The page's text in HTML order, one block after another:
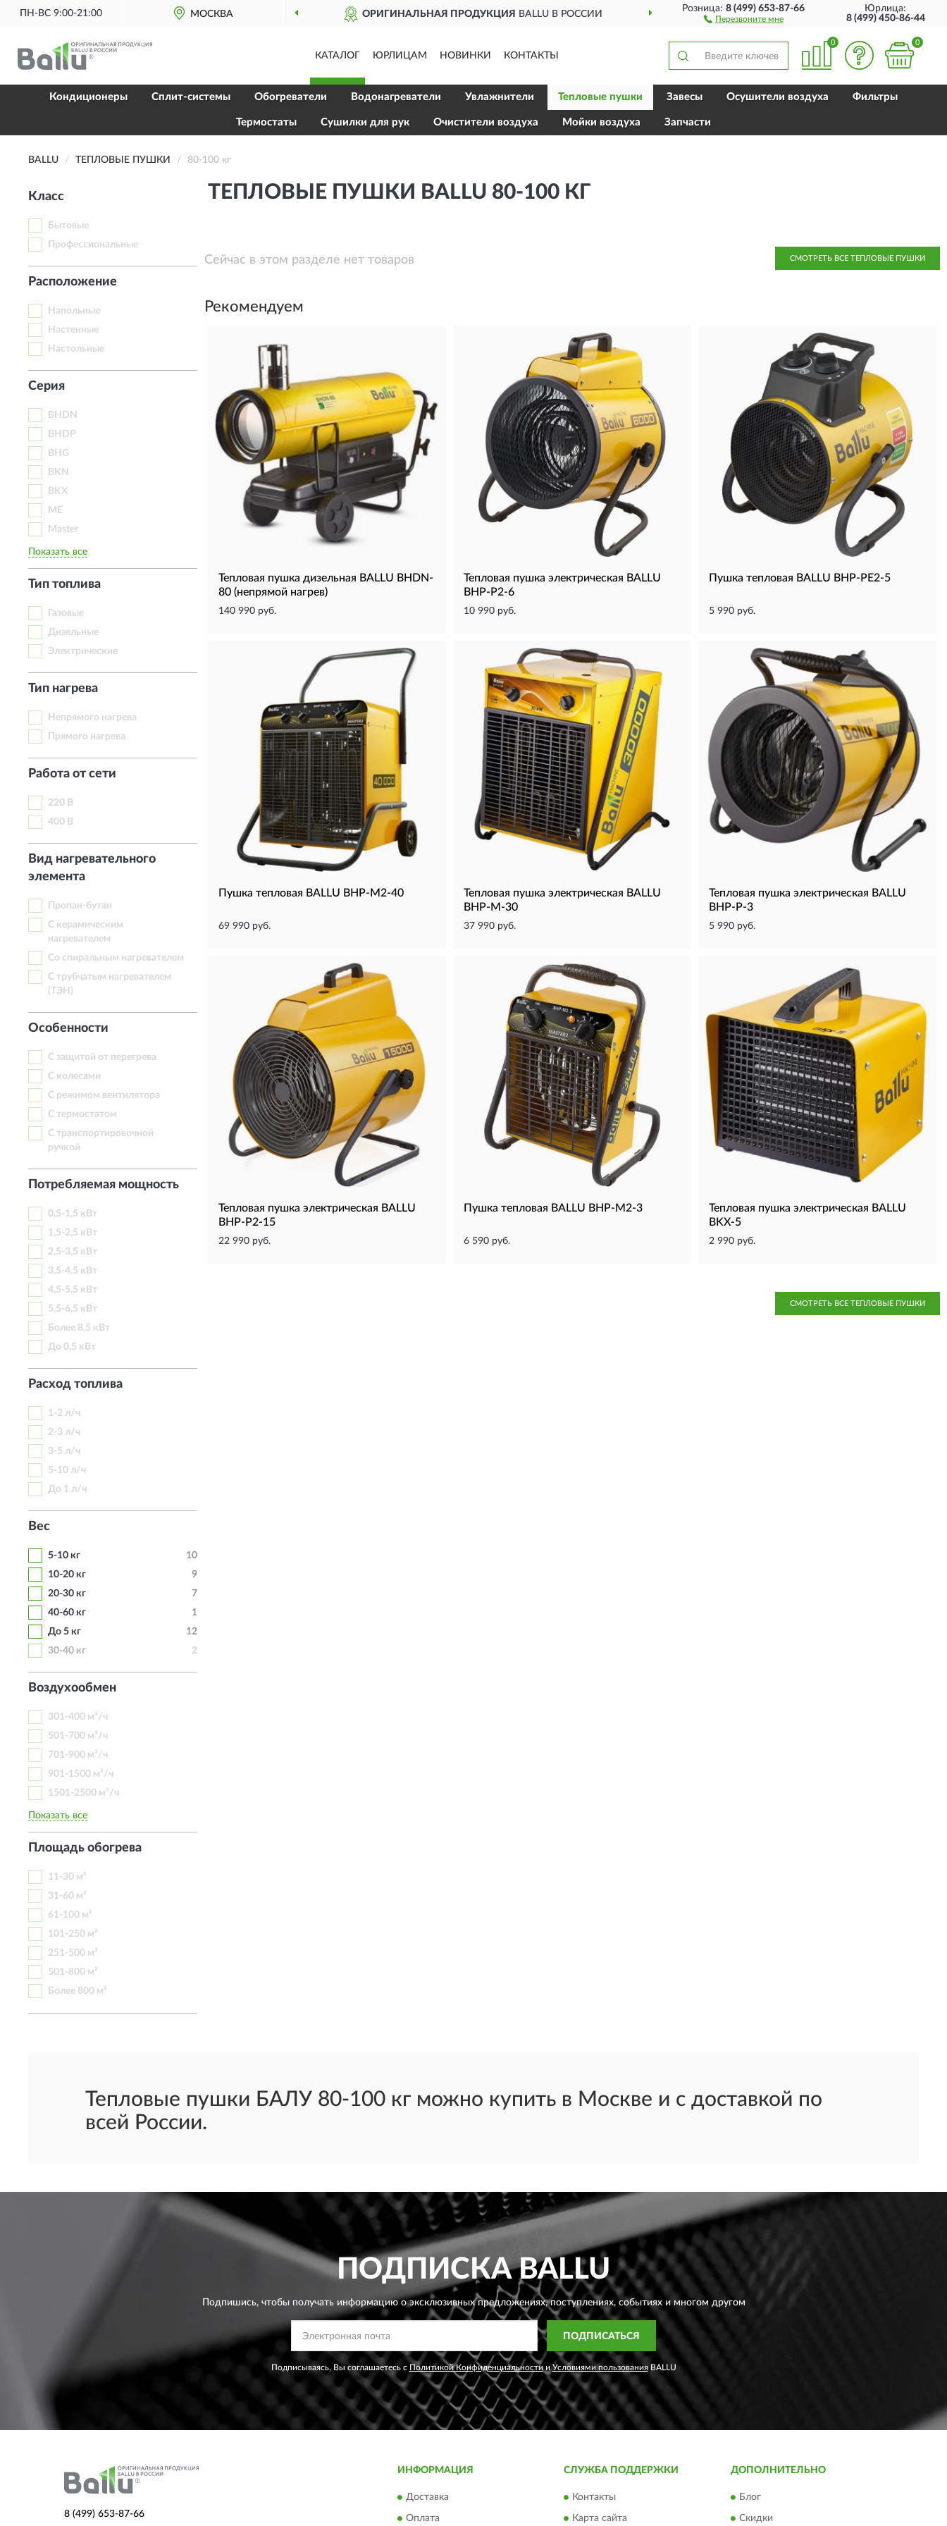
ПН-ВС 9:00-21:00 МОСКВА ОРИГИНАЛЬНАЯ ПРОДУКЦИЯBALLU В РОССИИ ДОСТАВИМПО ВСЕЙ РОССИИ
Розница:8 (499) 653-87-66
Перезвоните мне
Юрлица:
8 (499) 450-86-44
КАТАЛОГ ЮРЛИЦАМ НОВИНКИ КОНТАКТЫ
0 0
Кондиционеры Сплит-системы Обогреватели Водонагреватели Увлажнители Тепловые пушки Завесы Осушители воздуха Фильтры
Термостаты Сушилки для рук Очистители воздуха Мойки воздуха Запчасти
BALLU ТЕПЛОВЫЕ ПУШКИ 80-100 кг
Класс
Бытовые
Профессиональные
Расположение
Напольные
Настенные
Настольные
Серия
BHDN
BHDP
BHG
BKN
BKX
ME
Master
Показать все
Тип топлива
Газовые
Дизельные
Электрические
Тип нагрева
Непрямого нагрева
Прямого нагрева
Работа от сети
220 В
400 В
Вид нагревательного
элемента
Пропан-бутан
С керамическим
нагревателем
Со спиральным нагревателем
С трубчатым нагревателем
(ТЭН)
Особенности
С защитой от перегрева
С колесами
С режимом вентилятора
С термостатом
С транспортировочной
ручкой
Потребляемая мощность
0,5-1,5 кВт
1,5-2,5 кВт
2,5-3,5 кВт
3,5-4,5 кВт
4,5-5,5 кВт
5,5-6,5 кВт
Более 8,5 кВт
До 0,5 кВт
Расход топлива
1-2 л/ч
2-3 л/ч
3-5 л/ч
5-10 л/ч
До 1 л/ч
Вес
5-10 кг
10
10-20 кг
9
20-30 кг
7
40-60 кг
1
До 5 кг
12
30-40 кг
2
Воздухообмен
301-400 м³/ч
501-700 м³/ч
701-900 м³/ч
901-1500 м³/ч
1501-2500 м³/ч
Показать все
Площадь обогрева
11-30 м²
31-60 м²
61-100 м²
101-250 м²
251-500 м²
501-800 м²
Более 800 м²
ТЕПЛОВЫЕ ПУШКИ BALLU 80-100 КГ
Сейчас в этом разделе нет товаров СМОТРЕТЬ ВСЕ ТЕПЛОВЫЕ ПУШКИ
Рекомендуем
Тепловая пушка дизельная BALLU BHDN-
80 (непрямой нагрев)
140 990 руб.
Тепловая пушка электрическая BALLU
BHP-P2-6
10 990 руб.
Пушка тепловая BALLU BHP-PE2-5
5 990 руб.
Пушка тепловая BALLU BHP-M2-40
69 990 руб.
Тепловая пушка электрическая BALLU
BHP-M-30
37 990 руб.
Тепловая пушка электрическая BALLU
BHP-P-3
5 990 руб.
Тепловая пушка электрическая BALLU
BHP-P2-15
22 990 руб.
Пушка тепловая BALLU BHP-M2-3
6 590 руб.
Тепловая пушка электрическая BALLU
BKX-5
2 990 руб.
СМОТРЕТЬ ВСЕ ТЕПЛОВЫЕ ПУШКИ
Тепловые пушки БАЛУ 80-100 кг можно купить в Москве и с доставкой по
всей России.
ПОДПИСКАBALLU
Подпишись, чтобы получать информацию о эксклюзивных предложениях,поступлениях, событиях и многом другом
ПОДПИСАТЬСЯ
Подписываясь, Вы соглашаетесь с Политикой Конфиденциальности иУсловиями пользованияBALLU
8 (499) 653-87-66
ИНФОРМАЦИЯ
Доставка
Оплата
СЛУЖБА ПОДДЕРЖКИ
Контакты
Карта сайта
ДОПОЛНИТЕЛЬНО
Блог
Скидки